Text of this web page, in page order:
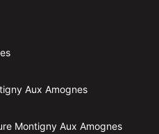
Aux Amognes
Montigny Aux Amognes